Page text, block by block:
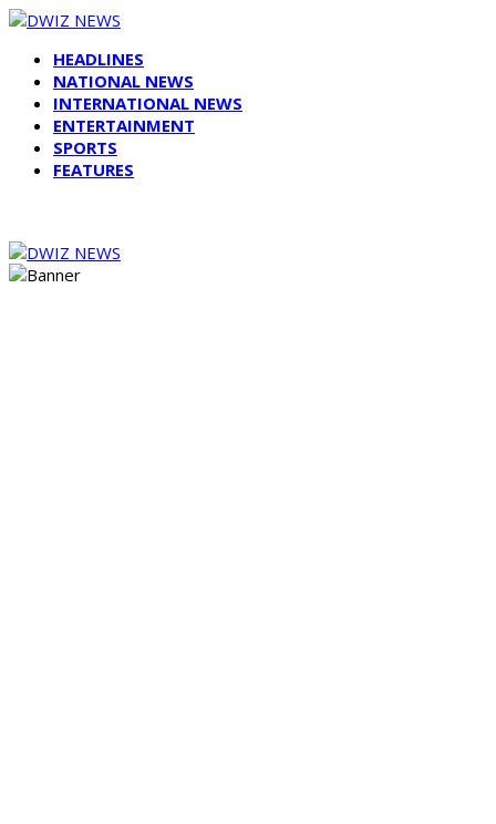
HEADLINES
NATIONAL NEWS
INTERNATIONAL NEWS
ENTERTAINMENT
SPORTS
FEATURES